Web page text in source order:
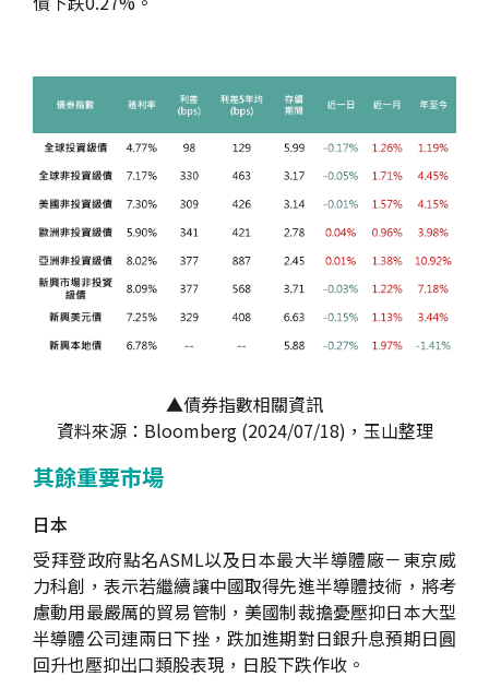
▲債券指數相關資訊
資料來源：Bloomberg (2024/07/18)，玉山整理
其餘重要市場
日本
受拜登政府點名ASML以及日本最大半導體廠－東京威
力科創，表示若繼續讓中國取得先進半導體技術，將考
慮動用最嚴厲的貿易管制，美國制裁擔憂壓抑日本大型
半導體公司連兩日下挫，跌加進期對日銀升息預期日圓
回升也壓抑出口類股表現，日股下跌作收。